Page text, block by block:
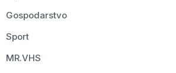
Gospodarstvo
Sport
MR.VHS